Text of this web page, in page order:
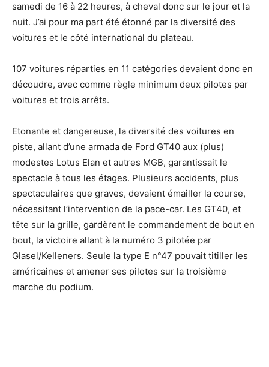
samedi de 16 à 22 heures, à cheval donc sur le jour et la
nuit. J’ai pour ma part été étonné par la diversité des
voitures et le côté international du plateau.
107 voitures réparties en 11 catégories devaient donc en
découdre, avec comme règle minimum deux pilotes par
voitures et trois arrêts.
Etonante et dangereuse, la diversité des voitures en
piste, allant d’une armada de Ford GT40 aux (plus)
modestes Lotus Elan et autres MGB, garantissait le
spectacle à tous les étages. Plusieurs accidents, plus
spectaculaires que graves, devaient émailler la course,
nécessitant l’intervention de la pace-car. Les GT40, et
tête sur la grille, gardèrent le commandement de bout en
bout, la victoire allant à la numéro 3 pilotée par
Glasel/Kelleners. Seule la type E n°47 pouvait titiller les
américaines et amener ses pilotes sur la troisième
marche du podium.